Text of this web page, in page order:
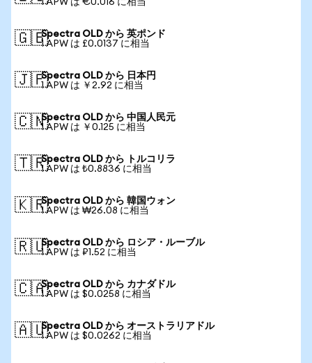
1 APW は €0.016 に相当
🇬🇧Spectra OLD から 英ポンド
1 APW は £0.0137 に相当
🇯🇵Spectra OLD から 日本円
1 APW は ￥2.92 に相当
🇨🇳Spectra OLD から 中国人民元
1 APW は ￥0.125 に相当
🇹🇷Spectra OLD から トルコリラ
1 APW は ₺0.8836 に相当
🇰🇷Spectra OLD から 韓国ウォン
1 APW は ₩26.08 に相当
🇷🇺Spectra OLD から ロシア・ルーブル
1 APW は ₽1.52 に相当
🇨🇦Spectra OLD から カナダドル
1 APW は $0.0258 に相当
🇦🇺Spectra OLD から オーストラリアドル
1 APW は $0.0262 に相当